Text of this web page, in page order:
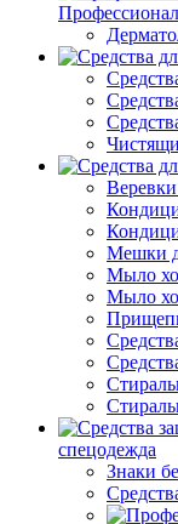
Веревки
Мешки
Мыло
Мыло
спецодежда
Знаки